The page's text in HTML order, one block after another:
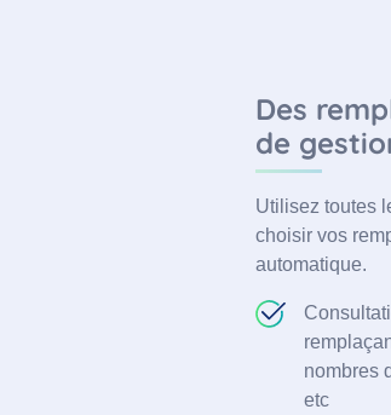
Des
de
Utilisez toutes
choisir vos
automatique.
nombres
etc